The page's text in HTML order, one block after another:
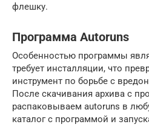
флешку.
Программа Autoruns
Особенностью программы
требует инсталляции, что
инструмент по борьбе с
После скачивания архива с
распаковываем autoruns в
каталог с программой и